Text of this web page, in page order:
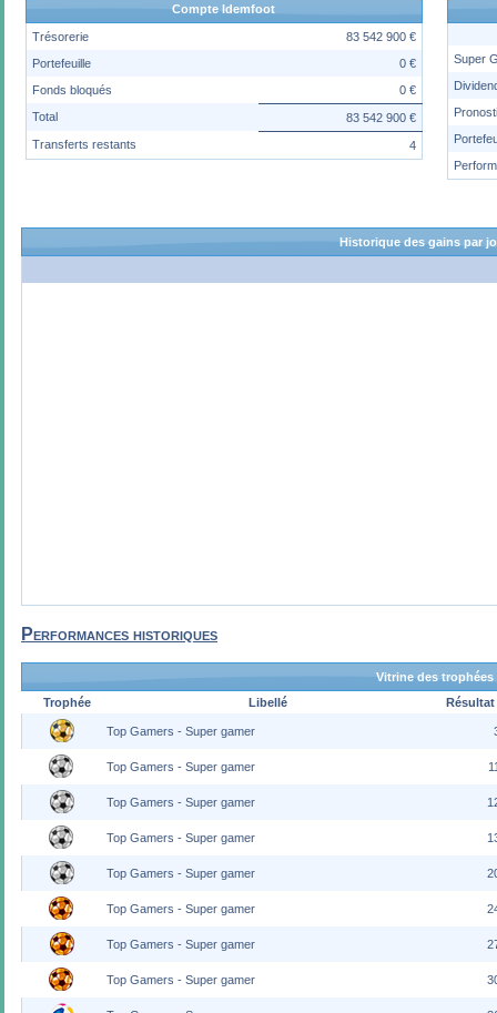
Compte Idemfoot
Trésorerie
83 542 900 €
Portefeuille
0 €
Fonds bloqués
0 €
Total
83 542 900 €
Transferts restants
4
Super
Historique des gains par
Performances historiques
Vitrine des trophées
Trophée
Libellé Résultat
Top Gamers - Super gamer
Top Gamers - Super gamer
Top Gamers - Super gamer
Top Gamers - Super gamer
Top Gamers - Super gamer
Top Gamers - Super gamer
Top Gamers - Super gamer
Top Gamers - Super gamer